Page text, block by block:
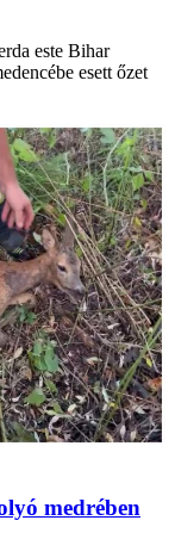
este Bihar
esett őzet
medrében